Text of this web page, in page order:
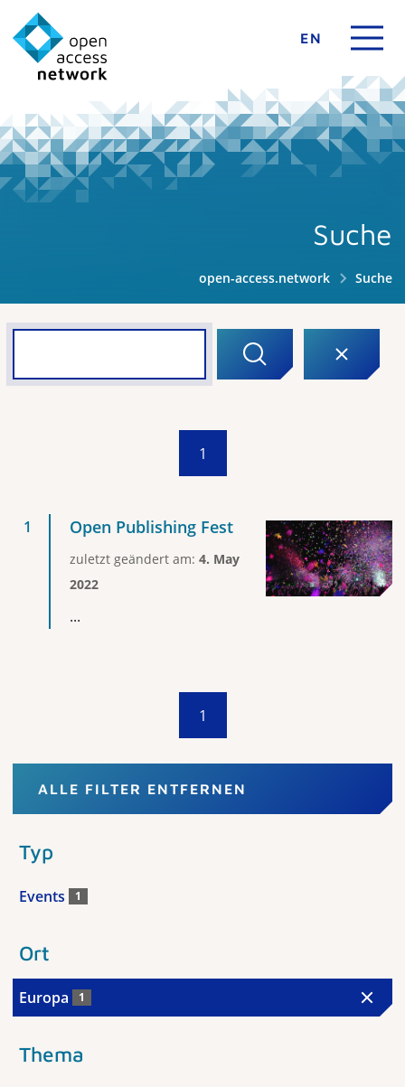
EN
Suche
open-access.network Suche
1
Open Publishing Fest
zuletzt geändert am: 4. May
2022
...
1
ALLE FILTER ENTFERNEN
Typ
Events 1
Ort
Europa 1
Thema